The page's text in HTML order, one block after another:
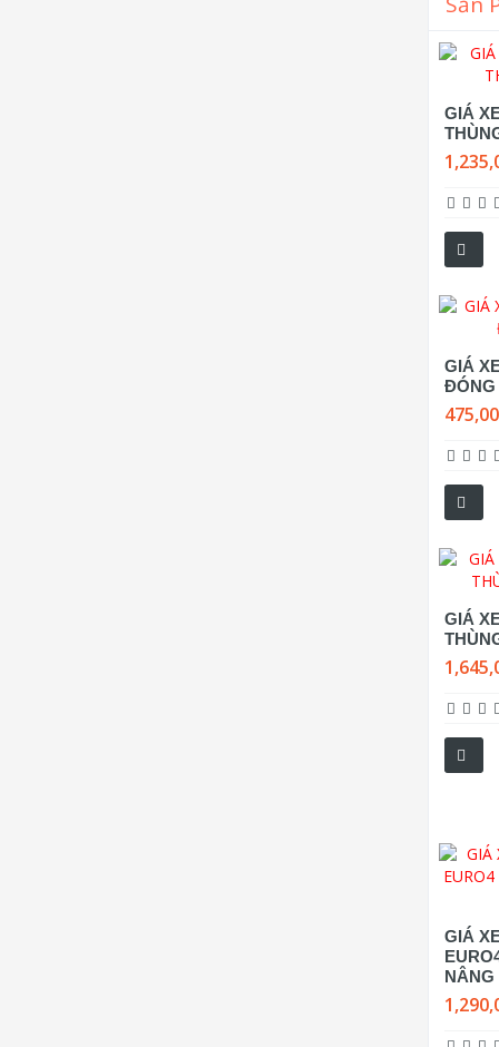
GIÁ
GIÁ
ĐÓNG
GIÁ
GIÁ
NÂNG